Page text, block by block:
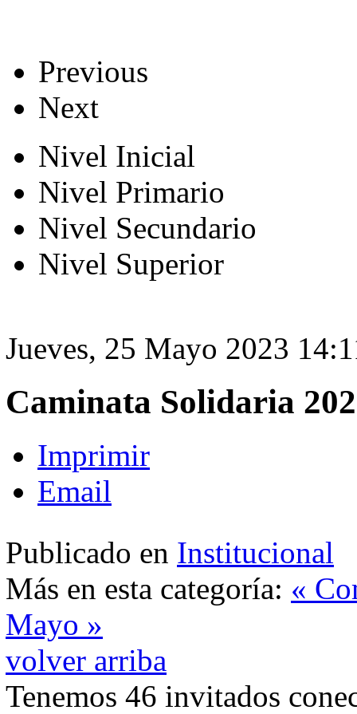
Previous
Next
Nivel Inicial
Nivel Primario
Nivel Secundario
Nivel Superior
Jueves, 25 Mayo 2023
Caminata Solidaria
Imprimir
Email
Publicado en Institucional
Más en esta categoría: «
Mayo »
volver arriba
Tenemos 46 invitados